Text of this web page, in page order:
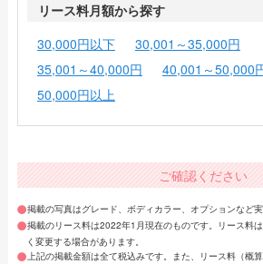
リース料月額から探す
30,000円以下
30,001～35,000円
35,001～40,000円
40,001～50,000
50,000円以上
ご確認ください
掲載の写真はグレード、ボディカラー、オプションなど
掲載のリース料は2022年1月現在のものです。リース料
く変更する場合があります。
上記の掲載金額は全て税込みです。また、リース料（概